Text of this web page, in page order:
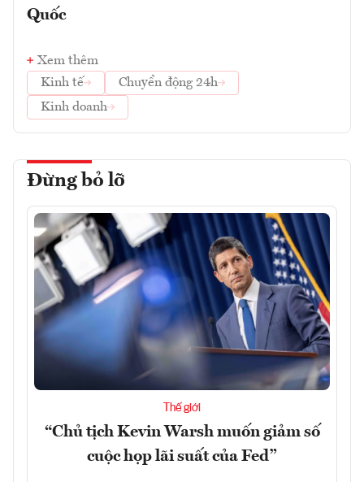
Quốc
Xem thêm
Kinh tế
Chuyển động 24h
Kinh doanh
Đừng bỏ lỡ
Thế giới
“Chủ tịch Kevin Warsh muốn giảm số
cuộc họp lãi suất của Fed”